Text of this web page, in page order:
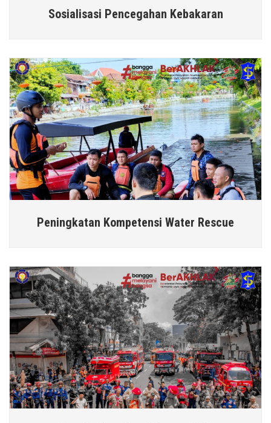
Sosialisasi Pencegahan Kebakaran
Peningkatan Kompetensi Water Rescue